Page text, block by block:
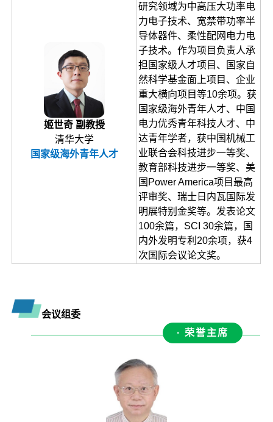
姬世奇 副教授
清华大学
国家级海外青年人才
研究领域为中高压大功率电
力电子技术、宽禁带功率半
导体器件、柔性配网电力电
子技术。作为项目负责人承
担国家级人才项目、国家自
然科学基金面上项目、企业
重大横向项目等10余项。获
国家级海外青年人才、中国
电力优秀青年科技人才、中
达青年学者，获中国机械工
业联合会科技进步一等奖、
教育部科技进步一等奖、美
国Power America项目最高
评审奖、瑞士日内瓦国际发
明展特别金奖等。发表论文
100余篇，SCI 30余篇，国
内外发明专利20余项，获4
次国际会议论文奖。
会议组委
· 荣誉主席